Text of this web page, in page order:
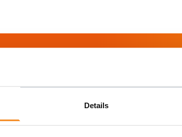
Details